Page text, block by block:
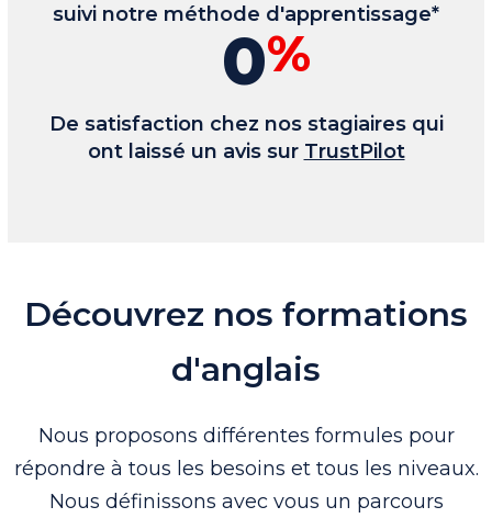
suivi notre méthode d'apprentissage*
0%
De satisfaction chez nos stagiaires qui
ont laissé un avis sur TrustPilot
Découvrez nos formations
d'anglais
Nous proposons différentes formules pour
répondre à tous les besoins et tous les niveaux.
Nous définissons avec vous un parcours